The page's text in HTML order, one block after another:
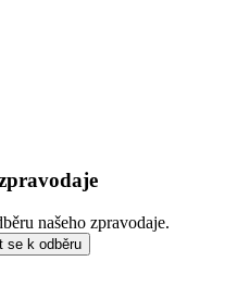
našeho zpravodaje.
se k odběru